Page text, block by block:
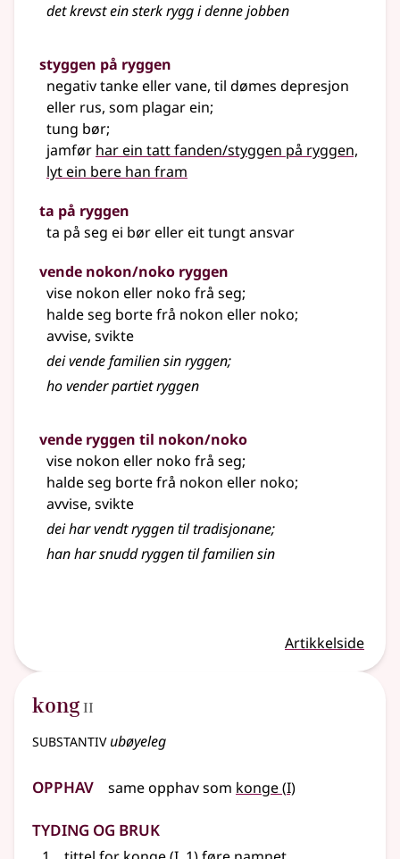
det krevst ein sterk rygg i denne jobben
styggen på ryggen
negativ tanke eller vane, til dømes depresjon
eller rus, som plagar ein;
tung bør;
jamfør har ein tatt fanden/styggen på ryggen,
lyt ein bere han fram
ta på ryggen
ta på seg ei bør eller eit tungt ansvar
vende nokon/noko ryggen
vise nokon eller noko frå seg;
halde seg borte frå nokon eller noko;
avvise, svikte
dei vende familien sin ryggen;
ho vender partiet ryggen
vende ryggen til nokon/noko
vise nokon eller noko frå seg;
halde seg borte frå nokon eller noko;
avvise, svikte
dei har vendt ryggen til tradisjonane;
han har snudd ryggen til familien sin
Artikkelside
kong 2
II
substantivubøyeleg
Opphav same opphav som konge(1
I)
Tyding og bruk